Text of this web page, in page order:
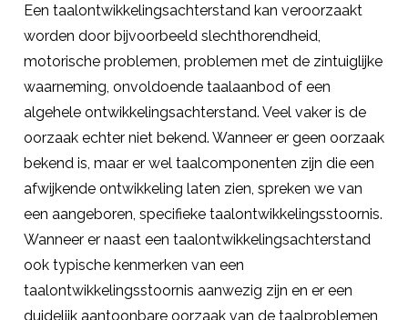
Een taalontwikkelingsachterstand kan veroorzaakt
worden door bijvoorbeeld slechthorendheid,
motorische problemen, problemen met de zintuiglijke
waarneming, onvoldoende taalaanbod of een
algehele ontwikkelingsachterstand. Veel vaker is de
oorzaak echter niet bekend. Wanneer er geen oorzaak
bekend is, maar er wel taalcomponenten zijn die een
afwijkende ontwikkeling laten zien, spreken we van
een aangeboren, specifieke taalontwikkelingsstoornis.
Wanneer er naast een taalontwikkelingsachterstand
ook typische kenmerken van een
taalontwikkelingsstoornis aanwezig zijn en er een
duidelijk aantoonbare oorzaak van de taalproblemen